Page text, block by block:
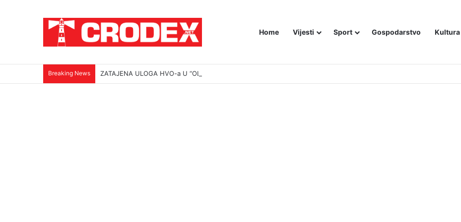
Home Vijesti Sport Gospodarstvo Kultura
Breaking News ZATAJENA ULOGA HVO-a U “OLUJI”